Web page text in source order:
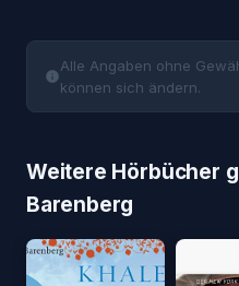
Alle Angaben ohne
können sich ändern.
Weitere Hörbücher
Barenberg